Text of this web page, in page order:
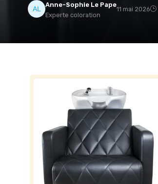
Anne-Sophie Le Pape
Experte coloration
11 mai 2026